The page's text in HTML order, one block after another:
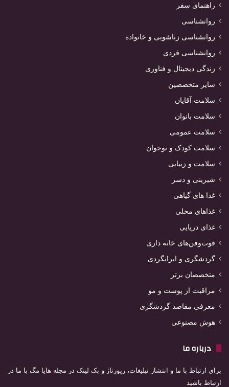
راهنمای سفر
روانشناسی
روانشناسی زناشویی و خانواده
روانشناسی فردی
زندگی دیجیتال و فناوری
سایر متخصصین
سلامت آقایان
سلامت بانوان
سلامت عمومی
سلامت کودک و نوجوان
سلامت و زیبایی
شیرینی و دسر
غذا های گیاهی
غذاهای محلی
غذای دریایی
فوت‌وفن‌های خانه داری
گردشگری و ایرانگردی
متخصصان برتر
مراقبت از پوست و مو
معرفی مقاصد گردشگری
هوش مصنوعی
درباره ما
برای ارتباط با ما و انتشار تبلیغات، رپورتاژ و بک لینک در مجله هایا مگ با ما در
ارتباط باشید